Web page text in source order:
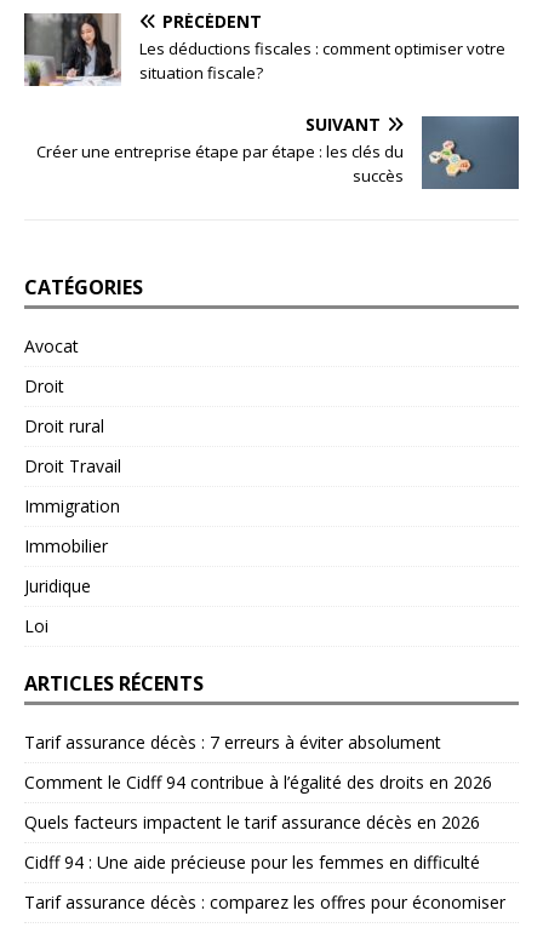
PRÉCÉDENT
Les déductions fiscales : comment optimiser votre
situation fiscale?
SUIVANT
Créer une entreprise étape par étape : les clés du
succès
CATÉGORIES
Avocat
Droit
Droit rural
Droit Travail
Immigration
Immobilier
Juridique
Loi
ARTICLES RÉCENTS
Tarif assurance décès : 7 erreurs à éviter absolument
Comment le Cidff 94 contribue à l’égalité des droits en 2026
Quels facteurs impactent le tarif assurance décès en 2026
Cidff 94 : Une aide précieuse pour les femmes en difficulté
Tarif assurance décès : comparez les offres pour économiser